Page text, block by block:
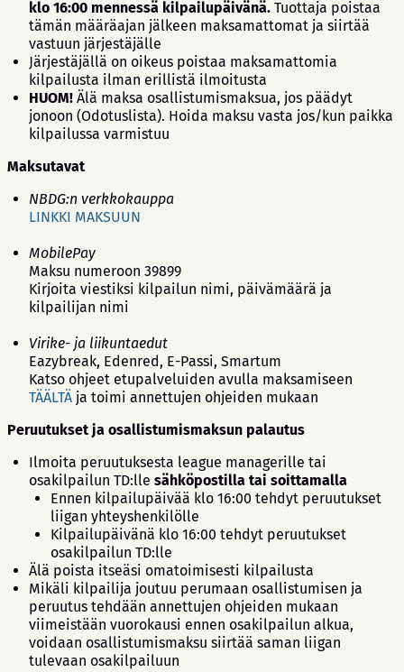
klo 16:00 mennessä kilpailupäivänä. Tuottaja poistaa
tämän määräajan jälkeen maksamattomat ja siirtää
vastuun järjestäjälle
Järjestäjällä on oikeus poistaa maksamattomia
kilpailusta ilman erillistä ilmoitusta
HUOM! Älä maksa osallistumismaksua, jos päädyt
jonoon (Odotuslista). Hoida maksu vasta jos/kun paikka
kilpailussa varmistuu
Maksutavat
NBDG:n verkkokauppa
LINKKI MAKSUUN
MobilePay
Maksu numeroon 39899
Kirjoita viestiksi kilpailun nimi, päivämäärä ja
kilpailijan nimi
Virike- ja liikuntaedut
Eazybreak, Edenred, E-Passi, Smartum
Katso ohjeet etupalveluiden avulla maksamiseen
TÄÄLTÄ ja toimi annettujen ohjeiden mukaan
Peruutukset ja osallistumismaksun palautus
Ilmoita peruutuksesta league managerille tai
osakilpailun TD:lle sähköpostilla tai soittamalla
Ennen kilpailupäivää klo 16:00 tehdyt peruutukset
liigan yhteyshenkilölle
Kilpailupäivänä klo 16:00 tehdyt peruutukset
osakilpailun TD:lle
Älä poista itseäsi omatoimisesti kilpailusta
Mikäli kilpailija joutuu perumaan osallistumisen ja
peruutus tehdään annettujen ohjeiden mukaan
viimeistään vuorokausi ennen osakilpailun alkua,
voidaan osallistumismaksu siirtää saman liigan
tulevaan osakilpailuun